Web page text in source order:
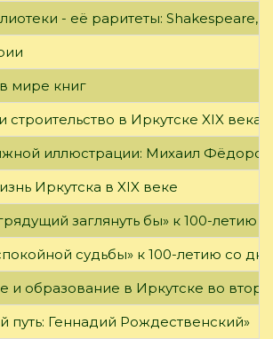
- её раритеты: Shakespeare,
мире книг
строительство в Иркутске XIX века
иллюстрации: Михаил Фёдоров
Иркутска в XIX веке
заглянуть бы» к 100-летию
судьбы» к 100-летию со
образование в Иркутске во
путь: Геннадий Рождественский»